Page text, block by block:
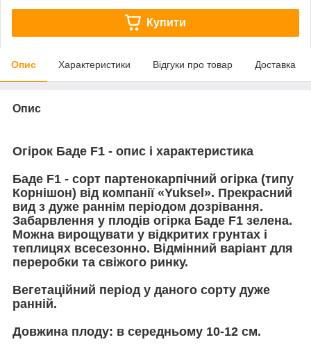
Купити
Опис Характеристики Відгуки про товар Доставка
Опис
Огірок Баде F1 - опис і характеристика
Баде F1 - сорт партенокарпічний огірка (типу
Корнішон) від компанії «Yuksel». Прекрасний
вид з дуже раннім періодом дозрівання.
Забарвлення у плодів огірка Баде F1 зелена.
Можна вирощувати у відкритих грунтах і
теплицях всесезонно. Відмінний варіант для
переробки та свіжого ринку.
Вегетаційний період у даного сорту дуже
ранній.
Довжина плоду: в середньому 10-12 см.